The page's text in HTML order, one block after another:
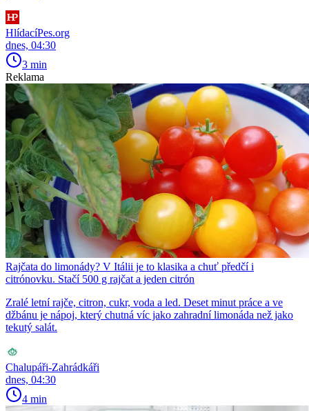
HlídacíPes.org
dnes, 04:30
3 min
Reklama
Rajčata do limonády? V Itálii je to klasika a chuť předčí i
citrónovku. Stačí 500 g rajčat a jeden citrón
Zralé letní rajče, citron, cukr, voda a led. Deset minut práce a ve
džbánu je nápoj, který chutná víc jako zahradní limonáda než jako
tekutý salát.
Chalupáři-Zahrádkáři
dnes, 04:30
4 min